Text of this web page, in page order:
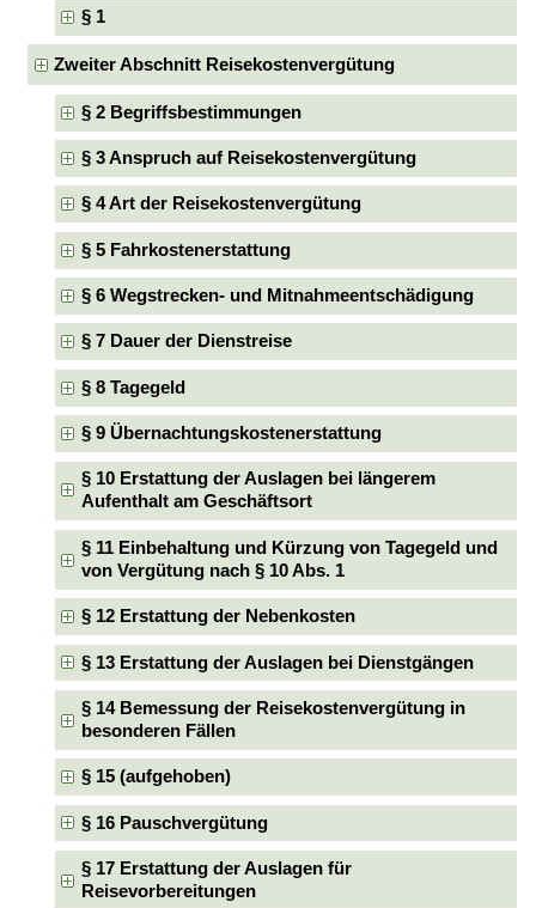
§ 1
Zweiter Abschnitt Reisekostenvergütung
§ 2 Begriffsbestimmungen
§ 3 Anspruch auf Reisekostenvergütung
§ 4 Art der Reisekostenvergütung
§ 5 Fahrkostenerstattung
§ 6 Wegstrecken- und Mitnahmeentschädigung
§ 7 Dauer der Dienstreise
§ 8 Tagegeld
§ 9 Übernachtungskostenerstattung
§ 10 Erstattung der Auslagen bei längerem
Aufenthalt am Geschäftsort
§ 11 Einbehaltung und Kürzung von Tagegeld und
von Vergütung nach § 10 Abs. 1
§ 12 Erstattung der Nebenkosten
§ 13 Erstattung der Auslagen bei Dienstgängen
§ 14 Bemessung der Reisekostenvergütung in
besonderen Fällen
§ 15 (aufgehoben)
§ 16 Pauschvergütung
§ 17 Erstattung der Auslagen für
Reisevorbereitungen